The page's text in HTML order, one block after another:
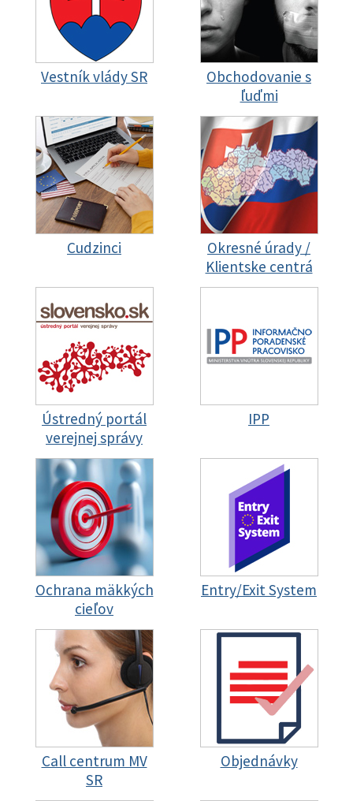
Vestník vlády SR
Obchodovanie s
ľuďmi
Cudzinci
Okresné úrady /
Klientske centrá
Ústredný portál
verejnej správy
IPP
Ochrana mäkkých
cieľov
Entry/Exit System
Call centrum MV
SR
Objednávky